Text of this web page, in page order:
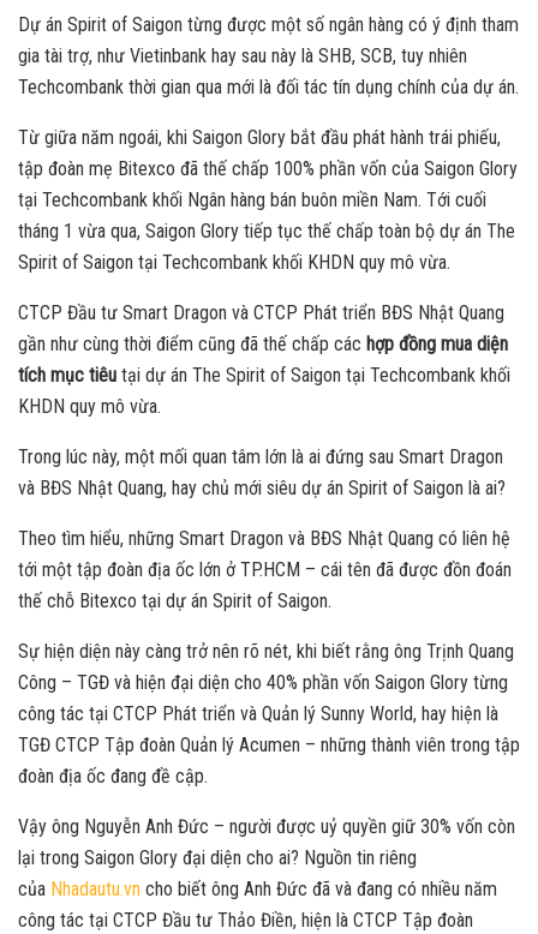
Dự án Spirit of Saigon từng được một số ngân hàng có ý định tham
gia tài trợ, như Vietinbank hay sau này là SHB, SCB, tuy nhiên
Techcombank thời gian qua mới là đối tác tín dụng chính của dự án.
Từ giữa năm ngoái, khi Saigon Glory bắt đầu phát hành trái phiếu,
tập đoàn mẹ Bitexco đã thế chấp 100% phần vốn của Saigon Glory
tại Techcombank khối Ngân hàng bán buôn miền Nam. Tới cuối
tháng 1 vừa qua, Saigon Glory tiếp tục thế chấp toàn bộ dự án The
Spirit of Saigon tại Techcombank khối KHDN quy mô vừa.
CTCP Đầu tư Smart Dragon và CTCP Phát triển BĐS Nhật Quang
gần như cùng thời điểm cũng đã thế chấp các hợp đồng mua diện
tích mục tiêu tại dự án The Spirit of Saigon tại Techcombank khối
KHDN quy mô vừa.
Trong lúc này, một mối quan tâm lớn là ai đứng sau Smart Dragon
và BĐS Nhật Quang, hay chủ mới siêu dự án Spirit of Saigon là ai?
Theo tìm hiểu, những Smart Dragon và BĐS Nhật Quang có liên hệ
tới một tập đoàn địa ốc lớn ở TP.HCM – cái tên đã được đồn đoán
thế chỗ Bitexco tại dự án Spirit of Saigon.
Sự hiện diện này càng trở nên rõ nét, khi biết rằng ông Trịnh Quang
Công – TGĐ và hiện đại diện cho 40% phần vốn Saigon Glory từng
công tác tại CTCP Phát triển và Quản lý Sunny World, hay hiện là
TGĐ CTCP Tập đoàn Quản lý Acumen – những thành viên trong tập
đoàn địa ốc đang đề cập.
Vậy ông Nguyễn Anh Đức – người được uỷ quyền giữ 30% vốn còn
lại trong Saigon Glory đại diện cho ai? Nguồn tin riêng
của Nhadautu.vn cho biết ông Anh Đức đã và đang có nhiều năm
công tác tại CTCP Đầu tư Thảo Điền, hiện là CTCP Tập đoàn